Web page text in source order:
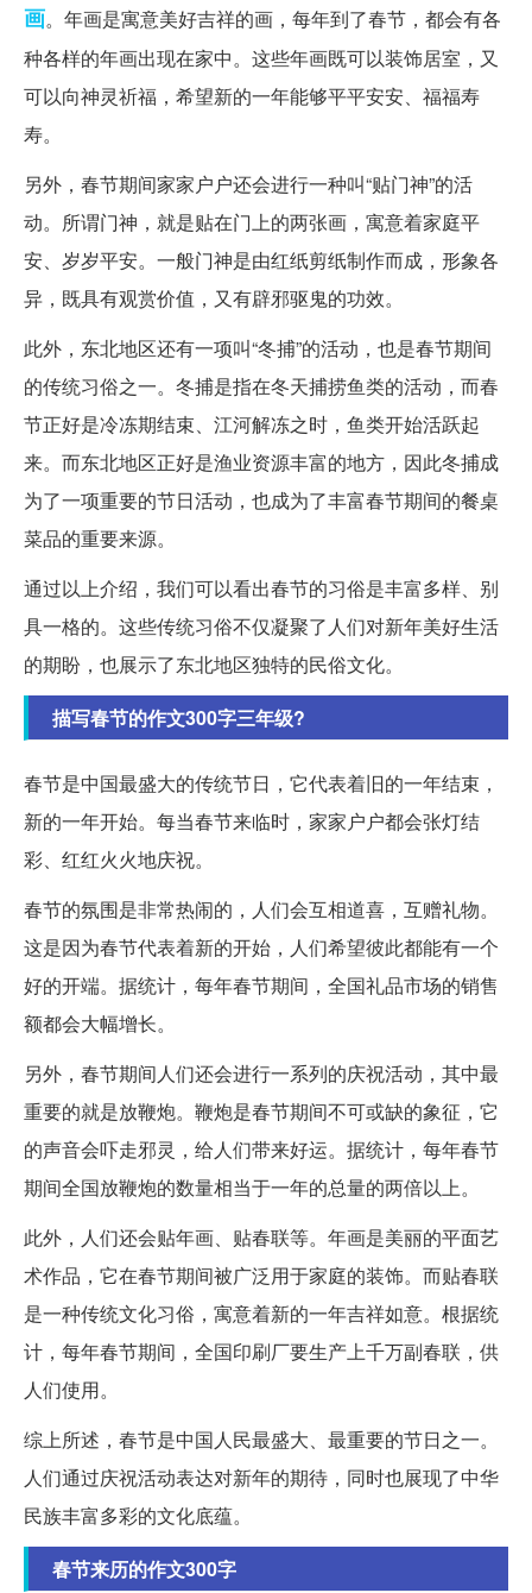
画。年画是寓意美好吉祥的画，每年到了春节，都会有各
种各样的年画出现在家中。这些年画既可以装饰居室，又
可以向神灵祈福，希望新的一年能够平平安安、福福寿
寿。
另外，春节期间家家户户还会进行一种叫“贴门神”的活
动。所谓门神，就是贴在门上的两张画，寓意着家庭平
安、岁岁平安。一般门神是由红纸剪纸制作而成，形象各
异，既具有观赏价值，又有辟邪驱鬼的功效。
此外，东北地区还有一项叫“冬捕”的活动，也是春节期间
的传统习俗之一。冬捕是指在冬天捕捞鱼类的活动，而春
节正好是冷冻期结束、江河解冻之时，鱼类开始活跃起
来。而东北地区正好是渔业资源丰富的地方，因此冬捕成
为了一项重要的节日活动，也成为了丰富春节期间的餐桌
菜品的重要来源。
通过以上介绍，我们可以看出春节的习俗是丰富多样、别
具一格的。这些传统习俗不仅凝聚了人们对新年美好生活
的期盼，也展示了东北地区独特的民俗文化。
描写春节的作文300字三年级?
春节是中国最盛大的传统节日，它代表着旧的一年结束，
新的一年开始。每当春节来临时，家家户户都会张灯结
彩、红红火火地庆祝。
春节的氛围是非常热闹的，人们会互相道喜，互赠礼物。
这是因为春节代表着新的开始，人们希望彼此都能有一个
好的开端。据统计，每年春节期间，全国礼品市场的销售
额都会大幅增长。
另外，春节期间人们还会进行一系列的庆祝活动，其中最
重要的就是放鞭炮。鞭炮是春节期间不可或缺的象征，它
的声音会吓走邪灵，给人们带来好运。据统计，每年春节
期间全国放鞭炮的数量相当于一年的总量的两倍以上。
此外，人们还会贴年画、贴春联等。年画是美丽的平面艺
术作品，它在春节期间被广泛用于家庭的装饰。而贴春联
是一种传统文化习俗，寓意着新的一年吉祥如意。根据统
计，每年春节期间，全国印刷厂要生产上千万副春联，供
人们使用。
综上所述，春节是中国人民最盛大、最重要的节日之一。
人们通过庆祝活动表达对新年的期待，同时也展现了中华
民族丰富多彩的文化底蕴。
春节来历的作文300字